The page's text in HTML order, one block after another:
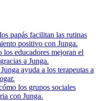
papás facilitan las rutinas
positivo con Junga.
los educadores mejoran el
a Junga.
ayuda a los terapeutas a
los grupos sociales
con Junga.